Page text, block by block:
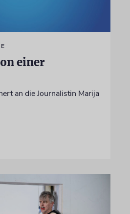
einer
an die Journalistin Marija